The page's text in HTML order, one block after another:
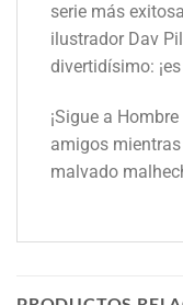
serie más
ilustrador Dav
divertidísimo:
¡Sigue a
amigos
malvado